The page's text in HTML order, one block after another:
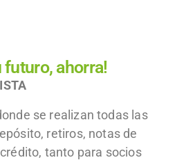
futuro, ahorra!
se realizan todas las
retiros, notas de
tanto para socios